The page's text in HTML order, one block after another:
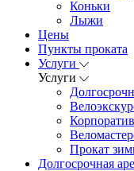
Коньки
Лыжи
Цены
Пункты проката
Услуги
Услуги
Прокат
Долгосрочная